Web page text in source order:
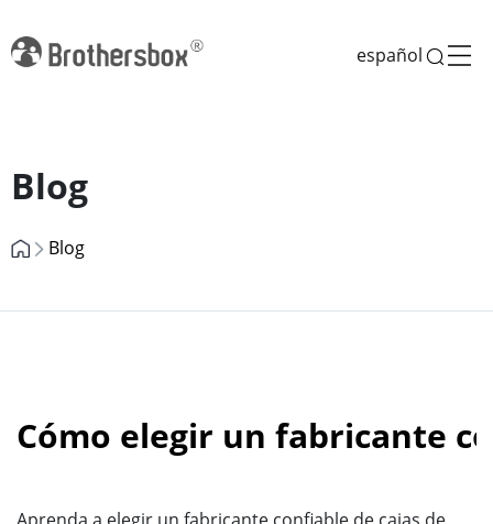
español
Blog
Blog
Cómo elegir un fabricante